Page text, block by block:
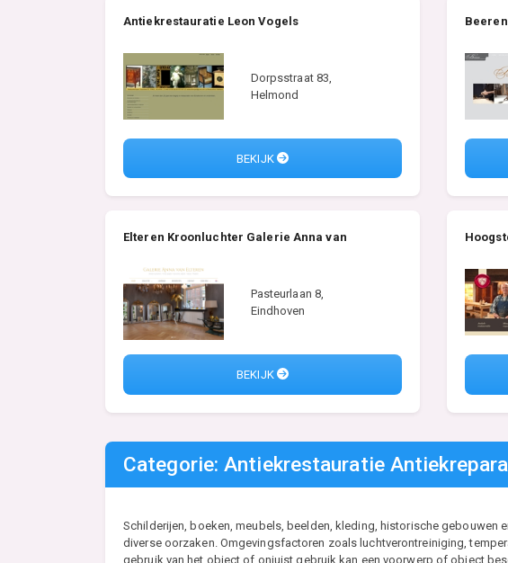
Antiekrestauratie Leon Vogels
Dorpsstraat 83,
Helmond
BEKIJK
Elteren Kroonluchter Galerie Anna van
Pasteurlaan 8,
Eindhoven
BEKIJK
Categorie: Antiekrestauratie
Schilderijen, boeken, meubels, beelden, kleding, historische gebouwen
diverse oorzaken. Omgevingsfactoren zoals luchtverontreiniging,
gebruik van het object of onjuist gebruik kan een voorwerp of object